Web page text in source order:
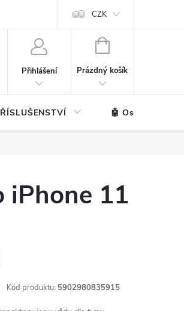
CZK
Přihlášení
NÁKUPNÍ
Prázdný košík
🤖 Ostatní
11
Kód produktu: 5902980835915